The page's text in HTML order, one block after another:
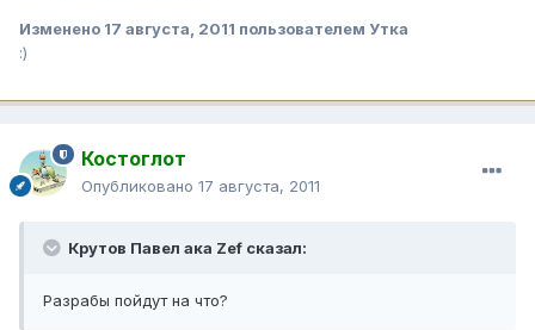
Изменено 17 августа, 2011 пользователем Утка
:)
Костоглот
Опубликовано 17 августа, 2011
Крутов Павел ака Zef сказал:
Разрабы пойдут на что?